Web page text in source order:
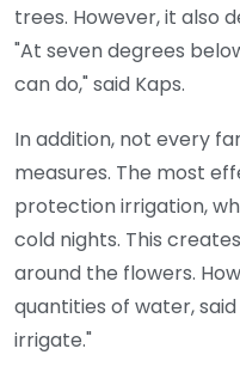
trees. However, it also
"At seven degrees
can do," said Kaps.
In addition, not every
measures. The most
protection irrigation,
cold nights. This
around the flowers.
quantities of water,
irrigate."